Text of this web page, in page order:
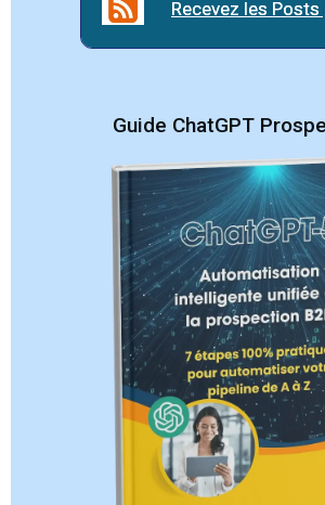
Recevez les Posts
Recevez les Posts
Guide ChatGPT